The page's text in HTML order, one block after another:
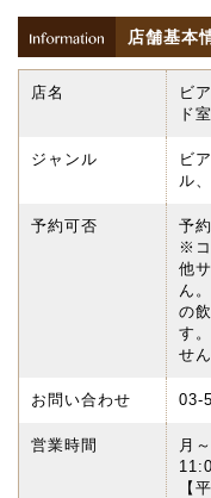
店舗基本
店名
ビ
ド
ジャンル
ビ
ル
予約可否
予
※コ
他
ん
の
す
せ
お問い合わせ 03-
営業時間
月
【